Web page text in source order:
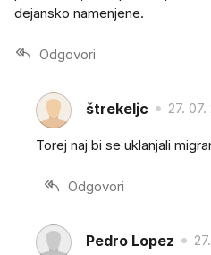
dejansko namenjene.
Odgovori
štrekeljc 27. 07.
Torej naj bi se uklanjali
Odgovori
Pedro Lopez